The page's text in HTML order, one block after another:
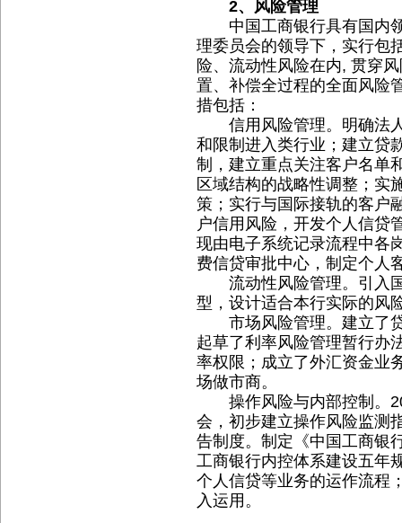
2、风险管理
中国工商银行具有国内领
理委员会的领导下，实行包
险、流动性风险在内, 贯穿
置、补偿全过程的全面风险
措包括：
信用风险管理。明确法人
和限制进入类行业；建立贷
制，建立重点关注客户名单
区域结构的战略性调整；实
策；实行与国际接轨的客户
户信用风险，开发个人信贷
现由电子系统记录流程中各
费信贷审批中心，制定个人
流动性风险管理。引入国
型，设计适合本行实际的风
市场风险管理。建立了贷
起草了利率风险管理暂行办
率权限；成立了外汇资金业
场做市商。
操作风险与内部控制。
会，初步建立操作风险监测
告制度。制定《中国工商银
工商银行内控体系建设五年
个人信贷等业务的运作流程
入运用。